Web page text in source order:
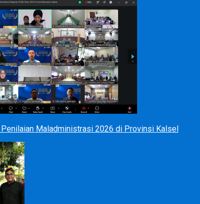
Maladministrasi 2026 di Provinsi Kalsel